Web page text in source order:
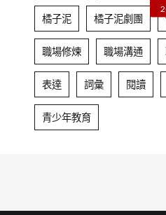
橘子泥 橘子泥劇團
職場修煉 職場溝通
表達 詞彙 閱讀
青少年教育